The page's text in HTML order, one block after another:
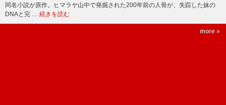
同名小説が原作。ヒマラヤ山中で発掘された200年前の人骨が、失踪した妹の
DNAと完 … 続きを読む
more »